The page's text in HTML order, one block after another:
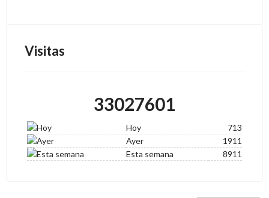
Visitas
33027601
Hoy
713
Ayer
1911
Esta semana
8911